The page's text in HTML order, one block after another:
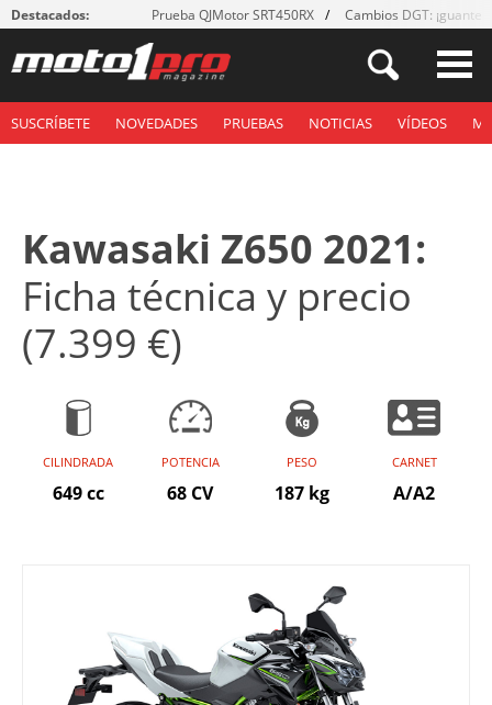
Destacados: Prueba QJMotor SRT450RX Cambios DGT: ¡guantes!
SUSCRÍBETE NOVEDADES PRUEBAS NOTICIAS VÍDEOS
Kawasaki Z650 2021:
Ficha técnica y precio
(7.399 €)
CILINDRADA
649 cc
POTENCIA
68 CV
PESO
187 kg
CARNET
A/A2